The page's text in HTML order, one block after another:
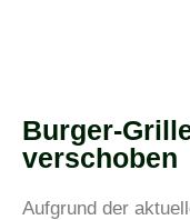
Burger-
verschoben
Aufgrund der